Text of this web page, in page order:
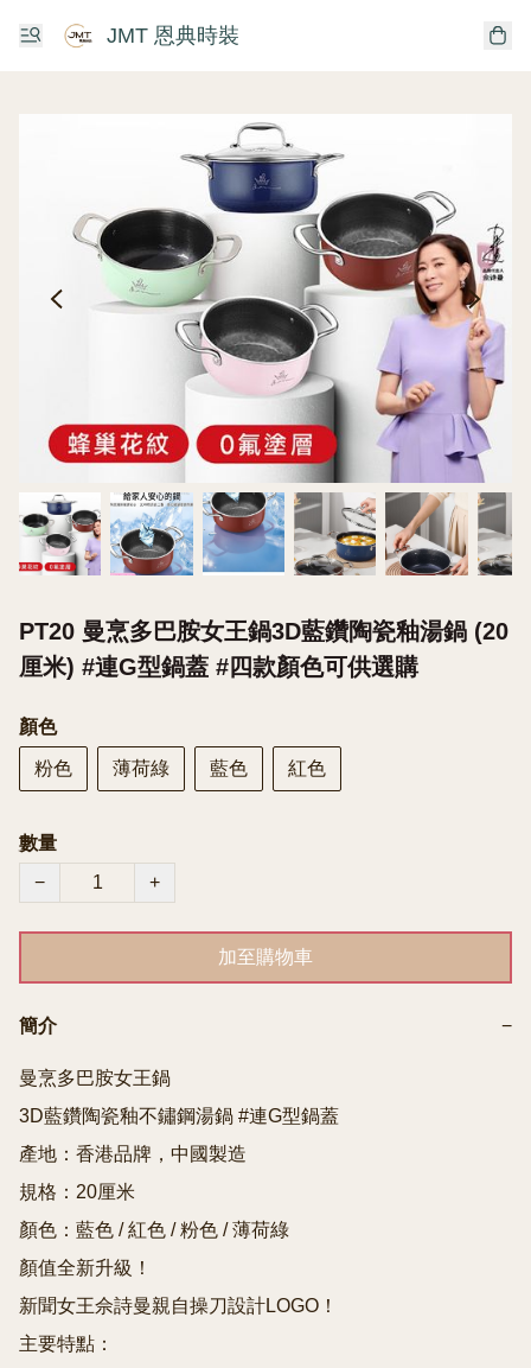
JMT 恩典時裝
PT20 曼烹多巴胺女王鍋3D藍鑽陶瓷釉湯鍋 (20
厘米) #連G型鍋蓋 #四款顏色可供選購
顏色
粉色 薄荷綠 藍色 紅色
數量
−
+
加至購物車
簡介 −
曼烹多巴胺女王鍋
3D藍鑽陶瓷釉不鏽鋼湯鍋 #連G型鍋蓋
產地：香港品牌，中國製造
規格：20厘米
顏色：藍色 / 紅色 / 粉色 / 薄荷綠
顏值全新升級！
新聞女王佘詩曼親自操刀設計LOGO！
主要特點：